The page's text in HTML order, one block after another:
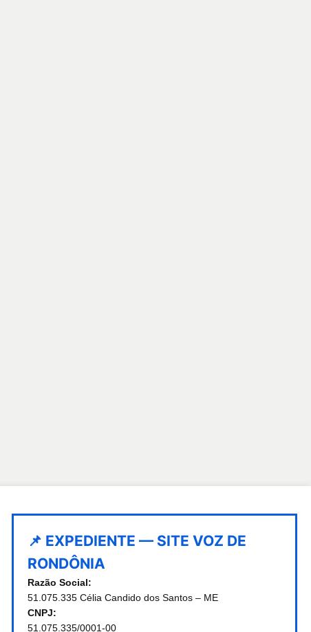
📌 EXPEDIENTE — SITE VOZ DE
RONDÔNIA
Razão Social:
51.075.335 Célia Candido dos Santos – ME
CNPJ:
51.075.335/0001-00